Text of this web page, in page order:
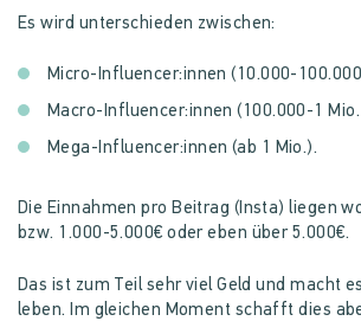
Es wird unterschieden zwischen:
Micro-Influencer:innen (10.000-
Macro-Influencer:innen (100.000-1
Mega-Influencer:innen (ab 1 Mio.).
Die Einnahmen pro Beitrag (Insta) liegen
bzw. 1.000-5.000€ oder eben über 5.000€.
Das ist zum Teil sehr viel Geld und macht
leben. Im gleichen Moment schafft dies